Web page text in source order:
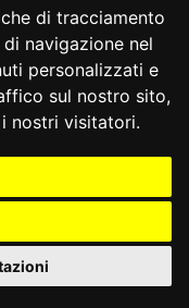
di tracciamento
navigazione nel
personalizzati e
sul nostro sito,
nostri visitatori.
siano intese
stessi posti
alle particolari
in
assegnate
elementi
viziate di